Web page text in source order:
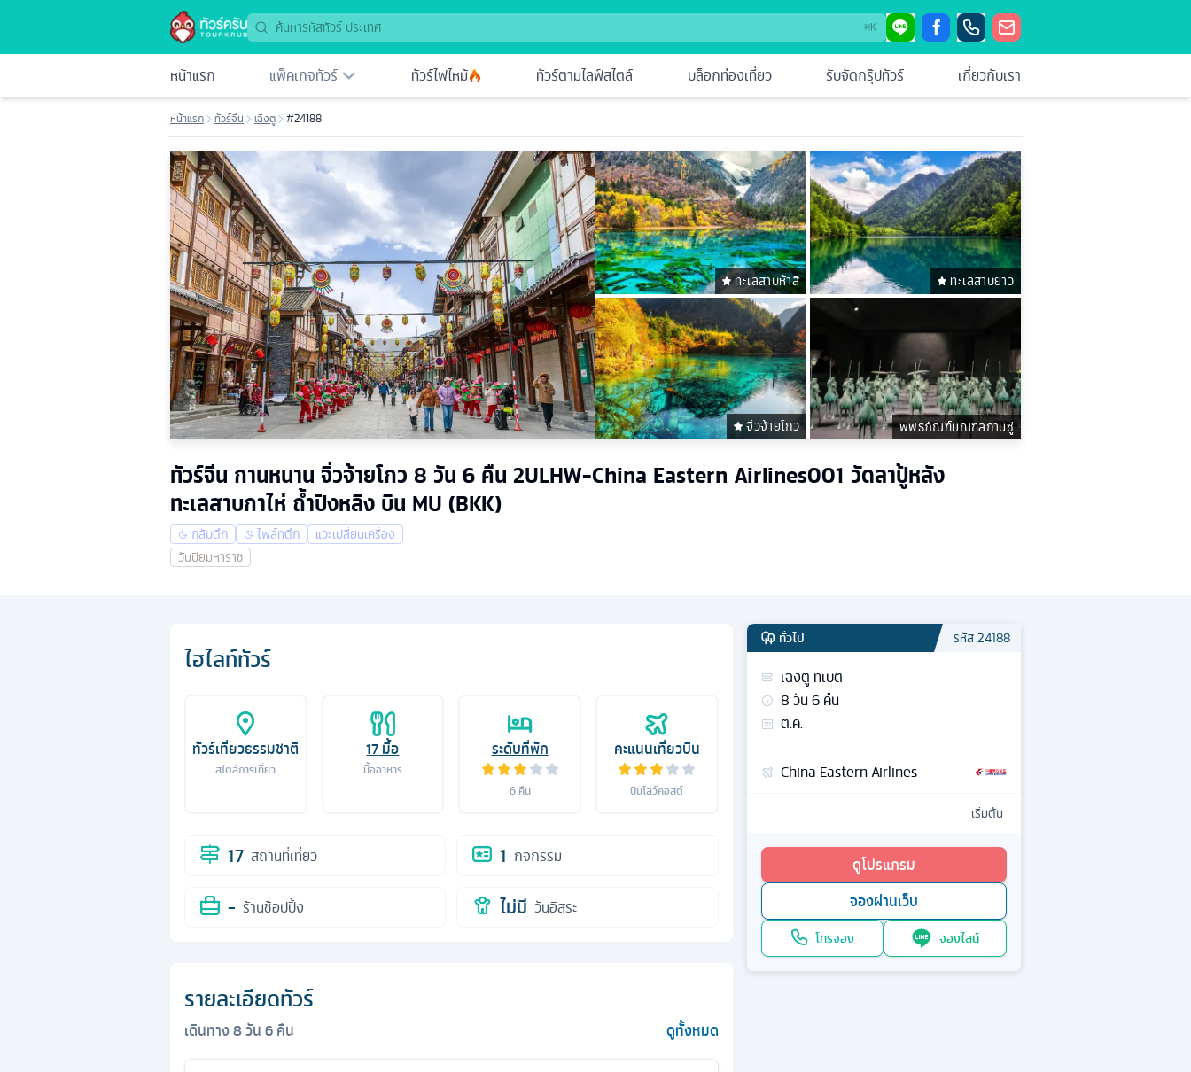
⌘K
หน้าแรก แพ็คเกจทัวร์ ทัวร์ไฟไหม้ ทัวร์ตามไลฟ์สไตล์ บล็อกท่องเที่ยว รับจัดกรุ๊ปทัวร์ เกี่ยวกับเรา
หน้าแรก ทัวร์จีน เฉิงตู #24188
ทะเลสาบห้าสี ทะเลสาบยาว
จิ่วจ้ายโกว พิพิธภัณฑ์มณฑลกานซู่
ทัวร์จีน กานหนาน จิ่วจ้ายโกว 8 วัน 6 คืน 2ULHW-China Eastern Airlines001 วัดลาปู้หลัง
ทะเลสาบกาไห่ ถ้ำปิงหลิง บิน MU (BKK)
กลับดึก ไฟล์ทดึก
แวะเปลี่ยนเครื่อง
วันปิยมหาราช
ไฮไลท์ทัวร์
ทัวร์เที่ยวธรรมชาติ
สไตล์การเที่ยว
17มื้อ
มื้ออาหาร
ระดับที่พัก
6คืน
คะแนนเที่ยวบิน
บินโลว์คอสต์
17 สถานที่เที่ยว 1 กิจกรรม
- ร้านช้อปปิ้ง ไม่มี วันอิสระ
รายละเอียดทัวร์
เดินทาง8วัน6คืน ดูทั้งหมด
ทั่วไป รหัส24188
เฉิงตู ทิเบต
8วัน6คืน
ต.ค.
China Eastern Airlines
เริ่มต้น
ดูโปรแกรม
จองผ่านเว็บ
โทรจอง จองไลน์